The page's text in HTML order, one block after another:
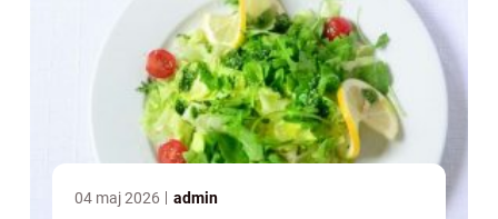
04 maj 2026 admin